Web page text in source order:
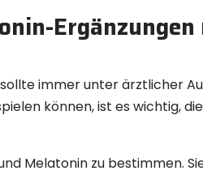
immer unter ärztlicher
können, ist es wichtig,
Melatonin zu bestimmen.